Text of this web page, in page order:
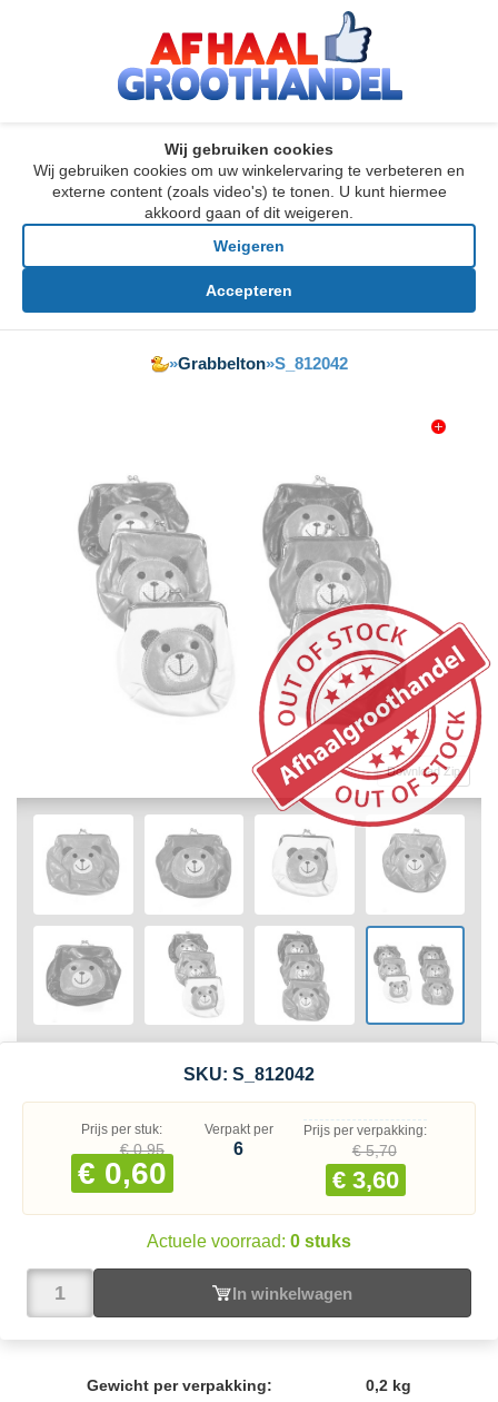
Wij gebruiken cookies
Wij gebruiken cookies om uw winkelervaring te verbeteren en
externe content (zoals video's) te tonen. U kunt hiermee
akkoord gaan of dit weigeren.
Weigeren
Accepteren
»Grabbelton»S_812042
Download Zip
SKU: S_812042
Prijs per stuk:
€ 0,95
€ 0,60
Verpakt per
6
Prijs per verpakking:
€ 5,70
€ 3,60
Actuele voorraad: 0 stuks
In winkelwagen
Gewicht per verpakking: 0,2 kg